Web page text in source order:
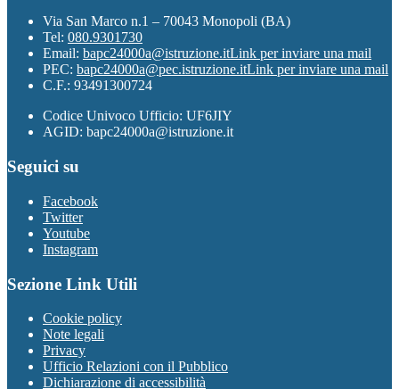
Via San Marco n.1 – 70043 Monopoli (BA)
Tel: 080.9301730
Email: bapc24000a@istruzione.itLink per inviare una mail
PEC: bapc24000a@pec.istruzione.itLink per inviare una mail
C.F.: 93491300724
Codice Univoco Ufficio: UF6JIY
AGID: bapc24000a@istruzione.it
Seguici su
Facebook
Twitter
Youtube
Instagram
Sezione Link Utili
Cookie policy
Note legali
Privacy
Ufficio Relazioni con il Pubblico
Dichiarazione di accessibilità